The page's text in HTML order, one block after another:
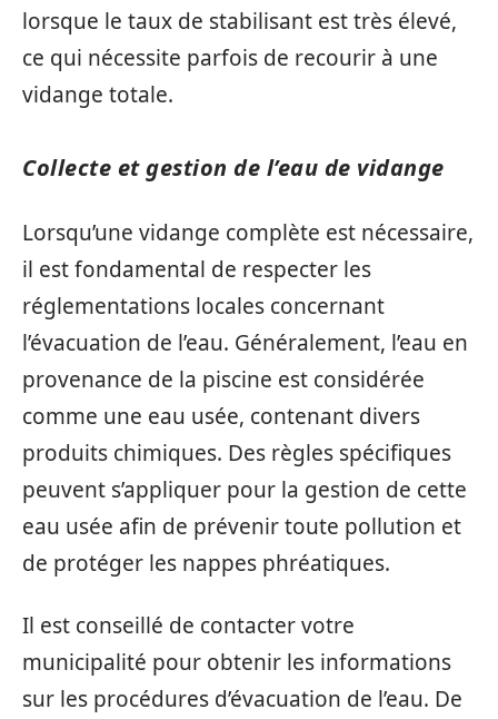
lorsque le taux de stabilisant est très élevé,
ce qui nécessite parfois de recourir à une
vidange totale.
Collecte et gestion de l’eau de vidange
Lorsqu’une vidange complète est nécessaire,
il est fondamental de respecter les
réglementations locales concernant
l’évacuation de l’eau. Généralement, l’eau en
provenance de la piscine est considérée
comme une eau usée, contenant divers
produits chimiques. Des règles spécifiques
peuvent s’appliquer pour la gestion de cette
eau usée afin de prévenir toute pollution et
de protéger les nappes phréatiques.
Il est conseillé de contacter votre
municipalité pour obtenir les informations
sur les procédures d’évacuation de l’eau. De